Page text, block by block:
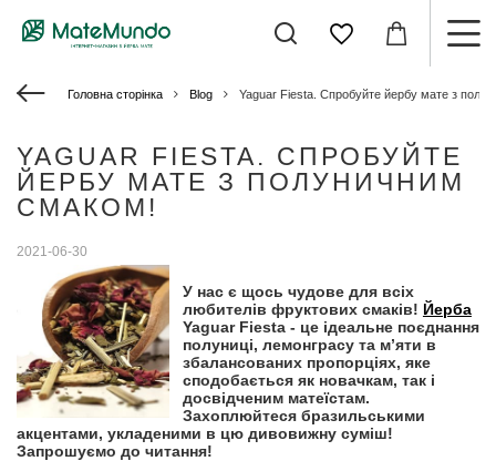
Головна сторінка Blog Yaguar Fiesta. Спробуйте йербу мате з
YAGUAR FIESTA. СПРОБУЙТЕ
ЙЕРБУ МАТЕ З ПОЛУНИЧНИМ
СМАКОМ!
2021-06-30
У нас є щось чудове для всіх
любителів фруктових смаків! Йерба
Yaguar Fiesta - це ідеальне поєднання
полуниці, лемонграсу та м’яти в
збалансованих пропорціях, яке
сподобається як новачкам, так і
досвідченим матеїстам.
Захоплюйтеся бразильськими
акцентами, укладеними в цю дивовижну суміш!
Запрошуємо до читання!